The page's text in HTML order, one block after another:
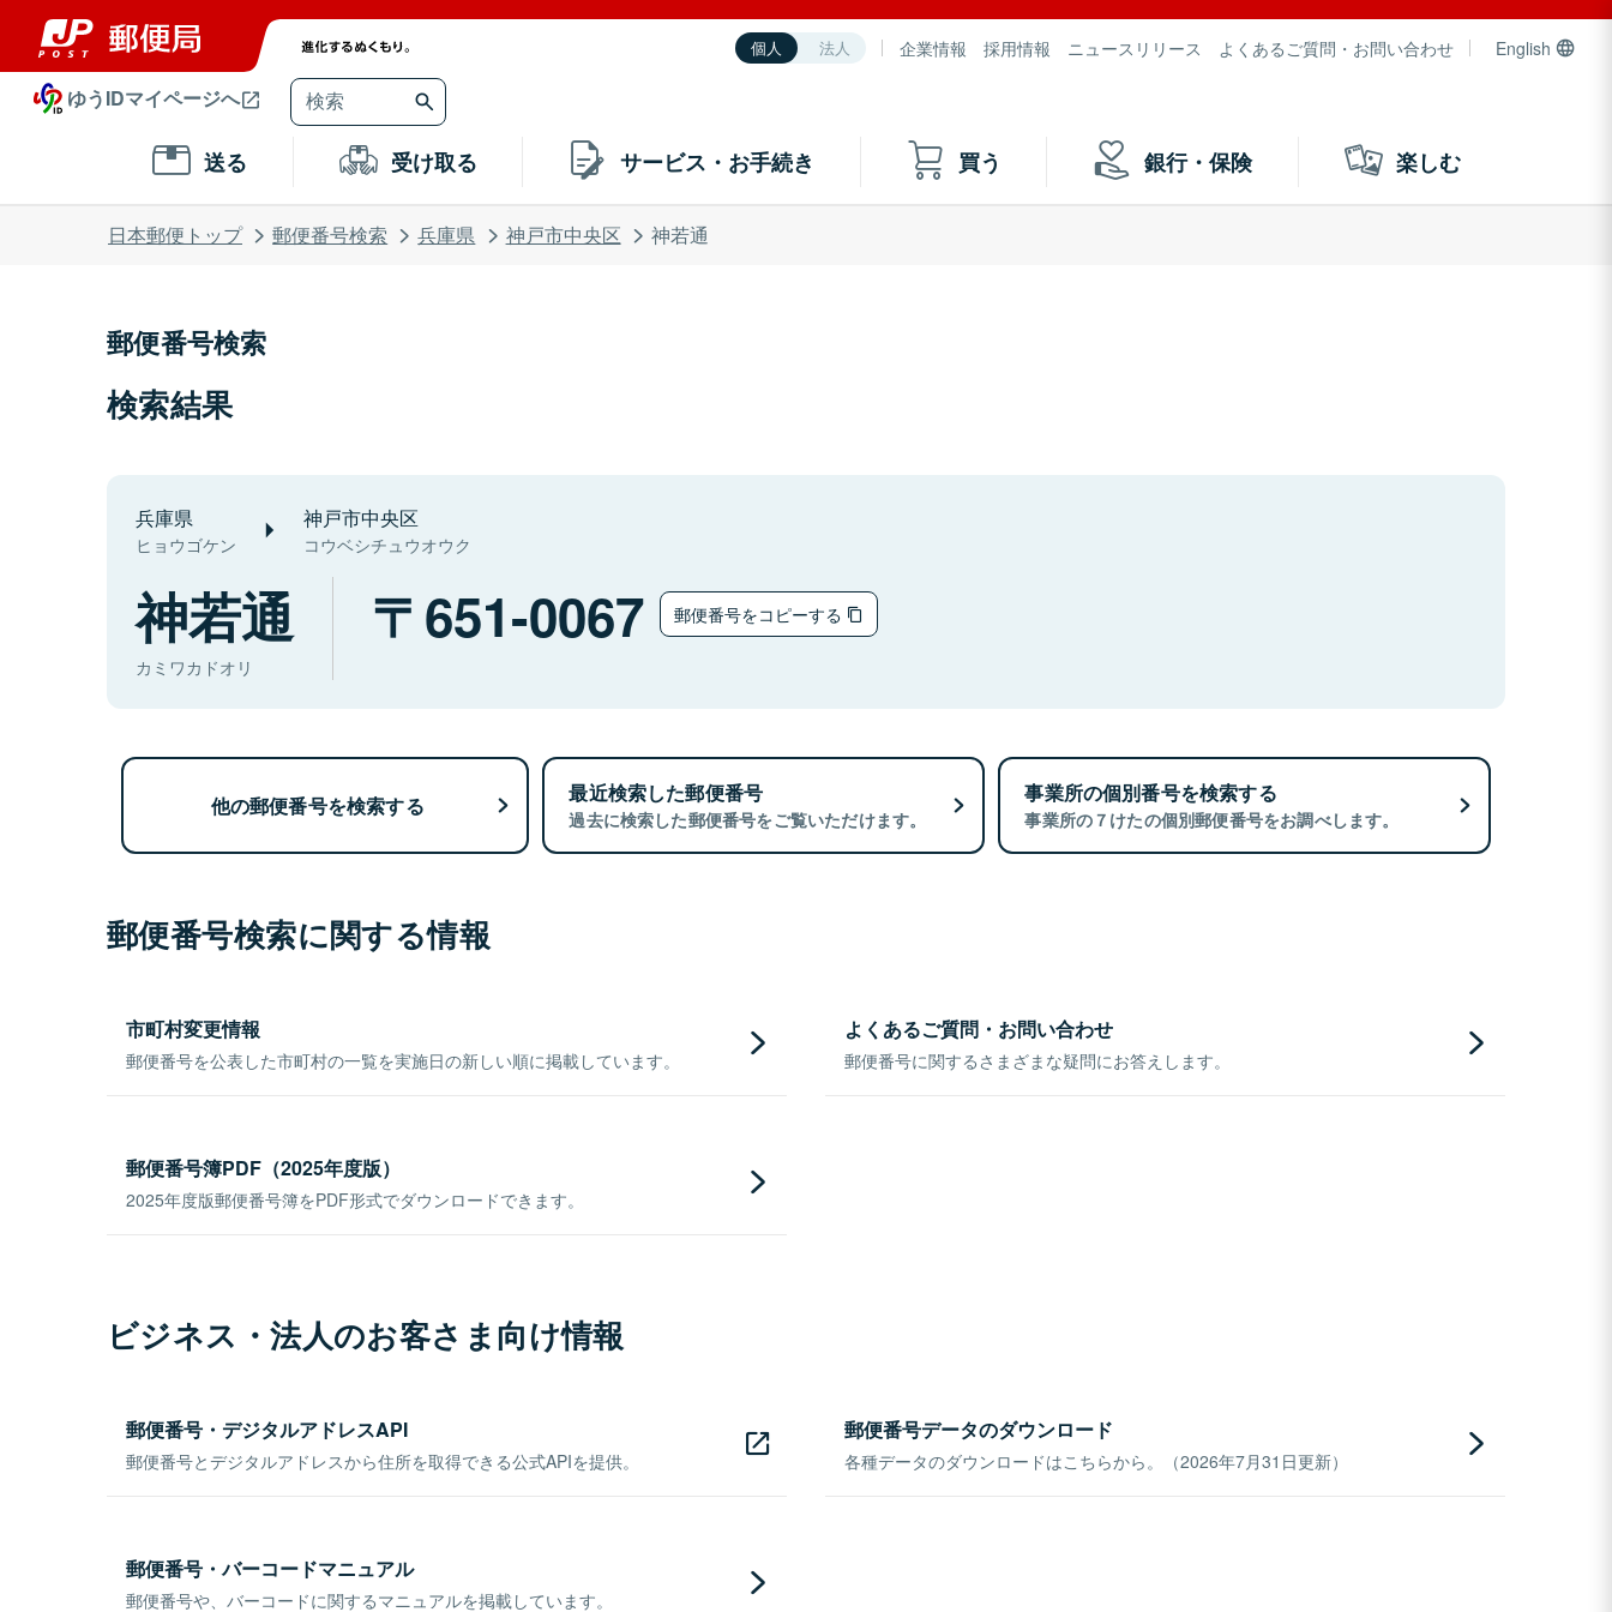
個人 法人 企業情報 採用情報 ニュースリリース よくあるご質問・お問い合わせ English
ゆうIDマイページへ
送る 受け取る サービス・お手続き 買う 銀行・保険 楽しむ
日本郵便トップ 郵便番号検索 兵庫県 神戸市中央区 神若通
郵便番号検索
検索結果
兵庫県
ヒョウゴケン
神戸市中央区
コウベシチュウオウク
神若通
カミワカドオリ
651-0067 郵便番号をコピーする
他の郵便番号を検索する 最近検索した郵便番号
過去に検索した郵便番号をご覧いただけます。
事業所の個別番号を検索する
事業所の７けたの個別郵便番号をお調べします。
郵便番号検索に関する情報
市町村変更情報
郵便番号を公表した市町村の一覧を実施日の新しい順に掲載しています。
よくあるご質問・お問い合わせ
郵便番号に関するさまざまな疑問にお答えします。
郵便番号簿PDF（2025年度版）
2025年度版郵便番号簿をPDF形式でダウンロードできます。
ビジネス・法人のお客さま向け情報
郵便番号・デジタルアドレスAPI
郵便番号とデジタルアドレスから住所を取得できる公式APIを提供。
郵便番号データのダウンロード
各種データのダウンロードはこちらから。（2026年7月31日更新）
郵便番号・バーコードマニュアル
郵便番号や、バーコードに関するマニュアルを掲載しています。